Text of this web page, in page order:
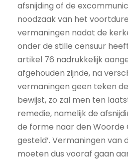
afsnijding of de
noodzaak van het
vermaningen nadat de
onder de stille censuur
artikel 76 nadrukkelijk
afgehouden zijnde, na
vermaningen geen teken
bewijst, zo zal men ten
remedie, namelijk de
de forme naar den Woorde
gesteld’. Vermaningen van
moeten dus vooraf gaan